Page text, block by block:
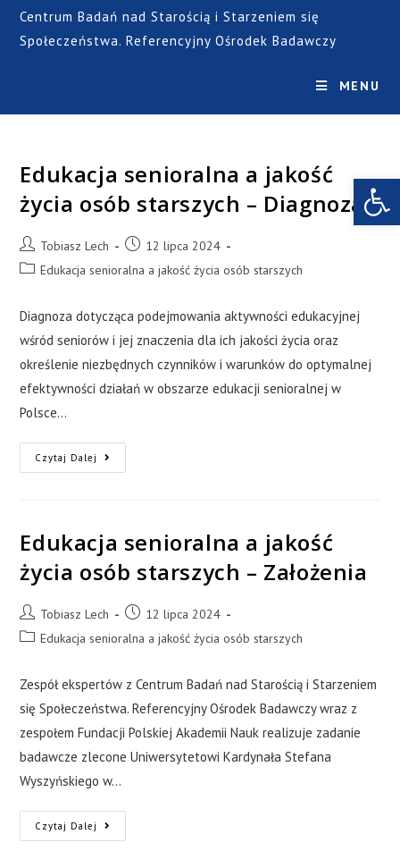
Open toolbar
Centrum Badań nad Starością i Starzeniem się
Społeczeństwa. Referencyjny Ośrodek Badawczy
MENU
Edukacja senioralna a jakość
życia osób starszych – Diagnoza
Tobiasz Lech
12 lipca 2024
Edukacja senioralna a jakość życia osób starszych
Diagnoza dotycząca podejmowania aktywności edukacyjnej
wśród seniorów i jej znaczenia dla ich jakości życia oraz
określenie niezbędnych czynników i warunków do optymalnej
efektywności działań w obszarze edukacji senioralnej w
Polsce…
Czytaj Dalej
Edukacja senioralna a jakość
życia osób starszych – Założenia
Tobiasz Lech
12 lipca 2024
Edukacja senioralna a jakość życia osób starszych
Zespół ekspertów z Centrum Badań nad Starością i Starzeniem
się Społeczeństwa. Referencyjny Ośrodek Badawczy wraz z
zespołem Fundacji Polskiej Akademii Nauk realizuje zadanie
badawcze zlecone Uniwersytetowi Kardynała Stefana
Wyszyńskiego w…
Czytaj Dalej